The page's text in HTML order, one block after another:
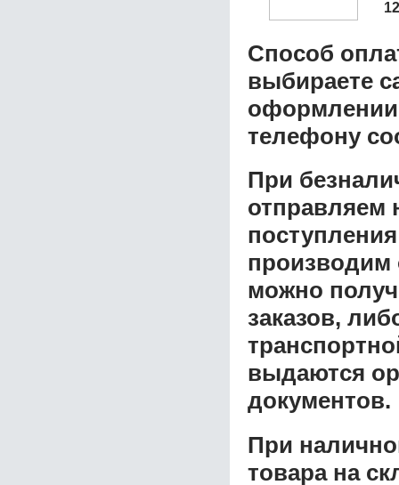
Способ
выбираете
оформлении
телефону
При
отправляем
производим
можно
заказов,
выдаются
документов.
При
товара на